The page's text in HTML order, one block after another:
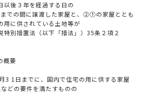
以後３年を経過する日の
での間に譲渡した家屋と、②①の家屋ととも
用に供されている土地等が
特別措置法（以下「措法」）35条２項２
概要
3 1日までに、国内で住宅の用に供する家屋
どの要件を満たすものの